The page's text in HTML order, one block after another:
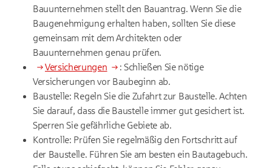
Bauunternehmen stellt den Bauantrag. Wenn Sie die
Baugenehmigung erhalten haben, sollten Sie diese
gemeinsam mit dem Architekten oder
Bauunternehmen genau prüfen.
Versicherungen
: Schließen Sie nötige
Versicherungen vor Baubeginn ab.
Baustelle: Regeln Sie die Zufahrt zur Baustelle. Achten
Sie darauf, dass die Baustelle immer gut gesichert ist.
Sperren Sie gefährliche Gebiete ab.
Kontrolle: Prüfen Sie regelmäßig den Fortschritt auf
der Baustelle. Führen Sie am besten ein Bautagebuch.